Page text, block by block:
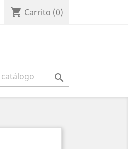
shopping_cart Carrito (0)
